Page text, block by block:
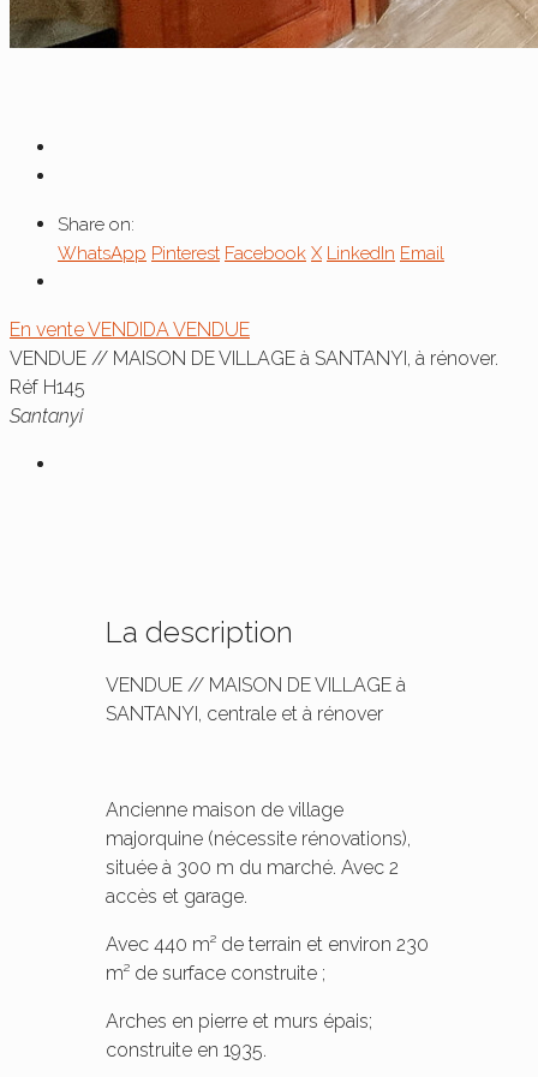
Share on:
WhatsApp Pinterest Facebook X LinkedIn Email
En venteVENDIDAVENDUE
VENDUE // MAISON DE VILLAGE à SANTANYI, à rénover.
Réf H145
Santanyi
La description
VENDUE // MAISON DE VILLAGE à
SANTANYI, centrale et à rénover
Ancienne maison de village
majorquine (nécessite rénovations),
située à 300 m du marché. Avec 2
accès et garage.
Avec 440 m² de terrain et environ 230
m² de surface construite ;
Arches en pierre et murs épais;
construite en 1935.